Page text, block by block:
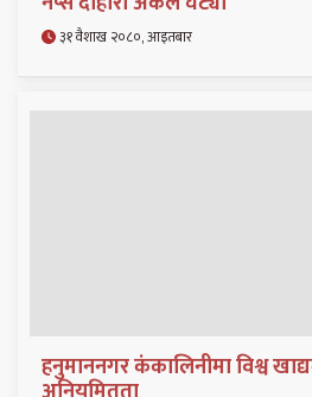
३१ वैशाख २०८०, आइतबार
हनुमाननगर कंकालिनीमा विश्व